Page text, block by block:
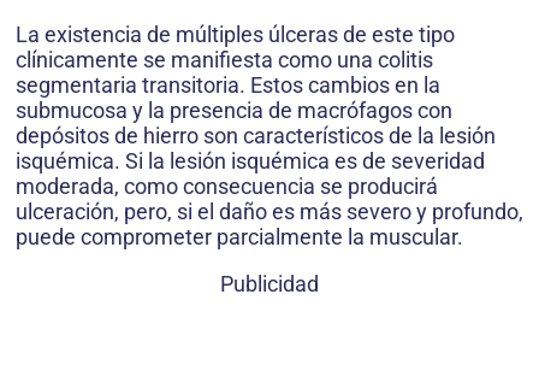
La existencia de múltiples úlceras de este tipo
clínicamente se manifiesta como una colitis
segmentaria transitoria. Estos cambios en la
submucosa y la presencia de macrófagos con
depósitos de hierro son característicos de la lesión
isquémica. Si la lesión isquémica es de severidad
moderada, como consecuencia se producirá
ulceración, pero, si el daño es más severo y profundo,
puede comprometer parcialmente la muscular.
Publicidad